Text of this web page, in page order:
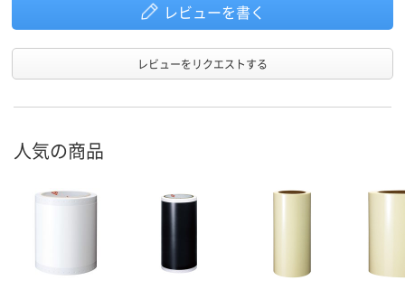
レビューを書く
レビューをリクエストする
人気の商品